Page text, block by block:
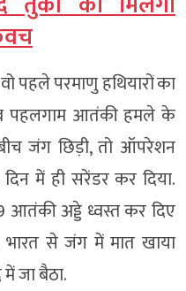
पहले परमाणु हथियारों का
पहलगाम आतंकी हमले के
जंग छिड़ी, तो ऑपरेशन
में ही सरेंडर कर दिया.
आतंकी अड्डे ध्वस्त कर दिए
भारत से जंग में मात खाया
जा बैठा.